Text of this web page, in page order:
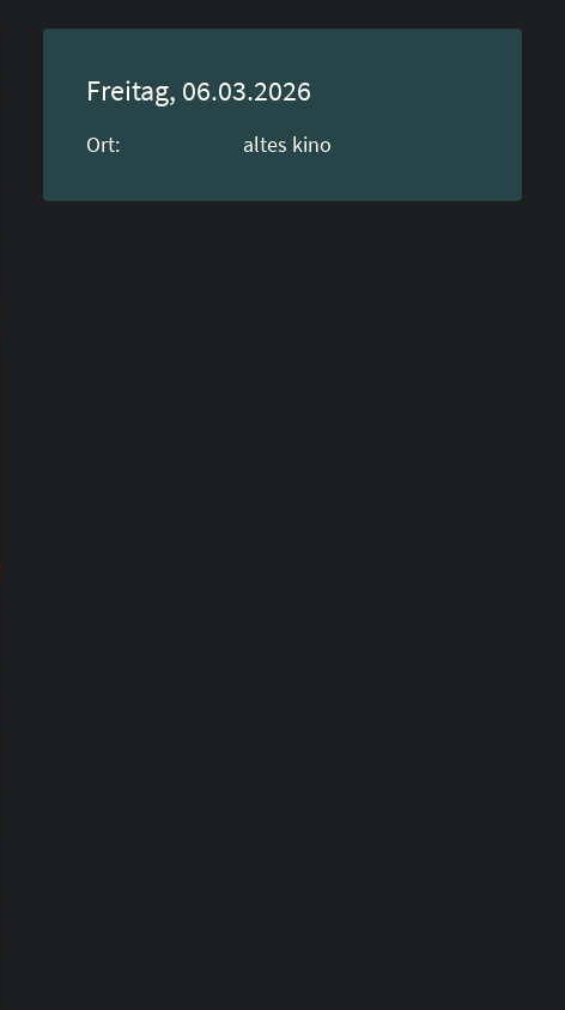
Freitag, 06.03.2026
Ort: altes kino